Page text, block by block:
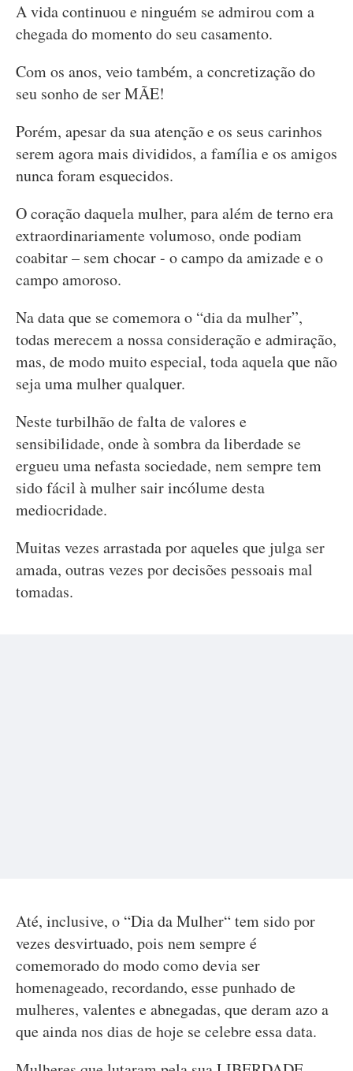
A vida continuou e ninguém se admirou com a
chegada do momento do seu casamento.
Com os anos, veio também, a concretização do
seu sonho de ser MÃE!
Porém, apesar da sua atenção e os seus carinhos
serem agora mais divididos, a família e os amigos
nunca foram esquecidos.
O coração daquela mulher, para além de terno era
extraordinariamente volumoso, onde podiam
coabitar – sem chocar - o campo da amizade e o
campo amoroso.
Na data que se comemora o “dia da mulher”,
todas merecem a nossa consideração e admiração,
mas, de modo muito especial, toda aquela que não
seja uma mulher qualquer.
Neste turbilhão de falta de valores e
sensibilidade, onde à sombra da liberdade se
ergueu uma nefasta sociedade, nem sempre tem
sido fácil à mulher sair incólume desta
mediocridade.
Muitas vezes arrastada por aqueles que julga ser
amada, outras vezes por decisões pessoais mal
tomadas.
Até, inclusive, o “Dia da Mulher“ tem sido por
vezes desvirtuado, pois nem sempre é
comemorado do modo como devia ser
homenageado, recordando, esse punhado de
mulheres, valentes e abnegadas, que deram azo a
que ainda nos dias de hoje se celebre essa data.